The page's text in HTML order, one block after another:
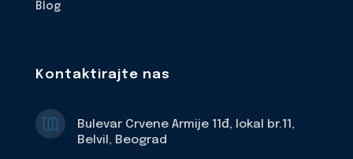
Blog
Kontaktirajte nas

Bulevar Crvene Armije 11đ, lokal br.11,
Belvil, Beograd